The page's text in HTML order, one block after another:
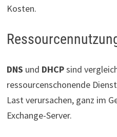
Kosten.
DNS und DHCPsind
ressourcenschonende
Last verursachen, ganz im
Exchange-Server.